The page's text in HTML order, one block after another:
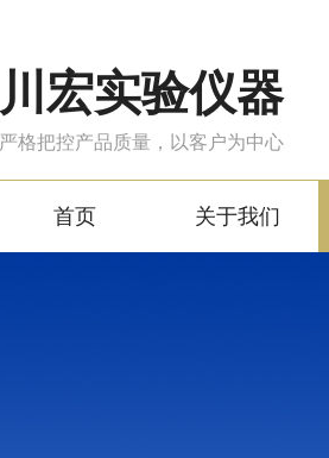
川宏实验仪器
严格把控产品质量，以客户为中心
首页 关于我们